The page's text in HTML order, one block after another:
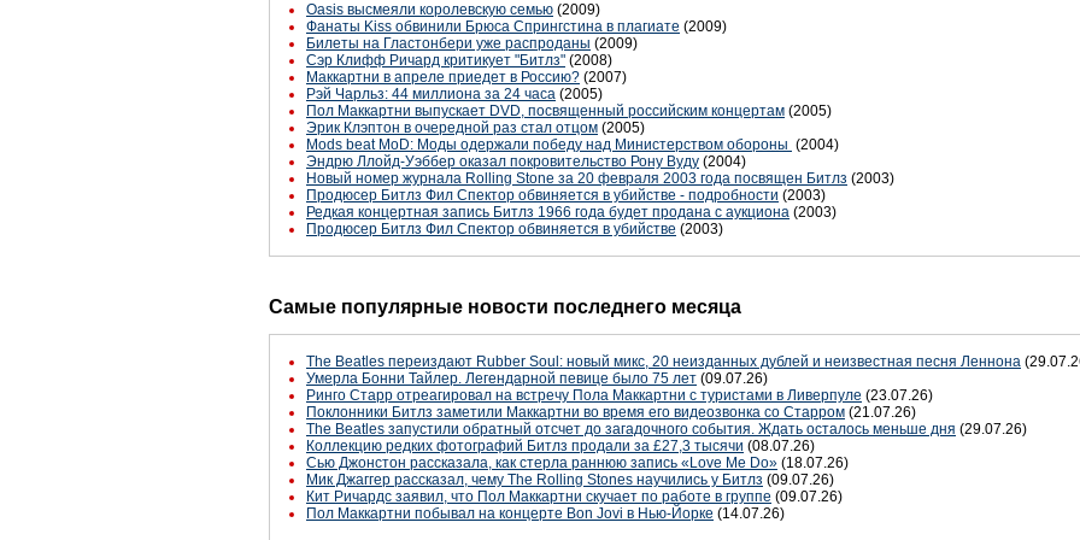
Oasis высмеяли королевскую семью (2009)
Фанаты Kiss обвинили Брюса Спрингстина в плагиате (2009)
Билеты на Гластонбери уже распроданы (2009)
Сэр Клифф Ричард критикует "Битлз" (2008)
Маккартни в апреле приедет в Россию? (2007)
Рэй Чарльз: 44 миллиона за 24 часа (2005)
Пол Маккартни выпускает DVD, посвященный российским концертам (2005)
Эрик Клэптон в очередной раз стал отцом (2005)
Mods beat MoD: Моды одержали победу над Министерством обороны (2004)
Эндрю Ллойд-Уэббер оказал покровительство Рону Вуду (2004)
Новый номер журнала Rolling Stone за 20 февраля 2003 года посвящен Битлз (2003)
Продюсер Битлз Фил Спектор обвиняется в убийстве - подробности (2003)
Редкая концертная запись Битлз 1966 года будет продана с аукциона (2003)
Продюсер Битлз Фил Спектор обвиняется в убийстве (2003)
Самые популярные новости последнего месяца
The Beatles переиздают Rubber Soul: новый микс, 20 неизданных дублей и неизвестная песня Леннона
Умерла Бонни Тайлер. Легендарной певице было 75 лет (09.07.26)
Ринго Старр отреагировал на встречу Пола Маккартни с туристами в Ливерпуле (23.07.26)
Поклонники Битлз заметили Маккартни во время его видеозвонка со Старром (21.07.26)
The Beatles запустили обратный отсчет до загадочного события. Ждать осталось меньше дня (29.07.26)
Коллекцию редких фотографий Битлз продали за £27,3 тысячи (08.07.26)
Сью Джонстон рассказала, как стерла раннюю запись «Love Me Do» (18.07.26)
Мик Джаггер рассказал, чему The Rolling Stones научились у Битлз (09.07.26)
Кит Ричардс заявил, что Пол Маккартни скучает по работе в группе (09.07.26)
Пол Маккартни побывал на концерте Bon Jovi в Нью-Йорке (14.07.26)